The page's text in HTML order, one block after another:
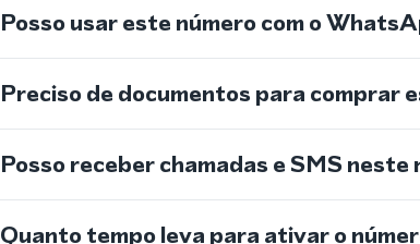
Posso usar este número com o
Preciso de documentos para comprar
Posso receber chamadas e SMS neste
Quanto tempo leva para ativar o